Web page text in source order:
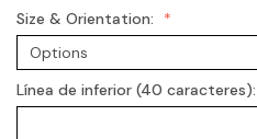
Size & Orientation:
Línea de inferior (40 caracteres):